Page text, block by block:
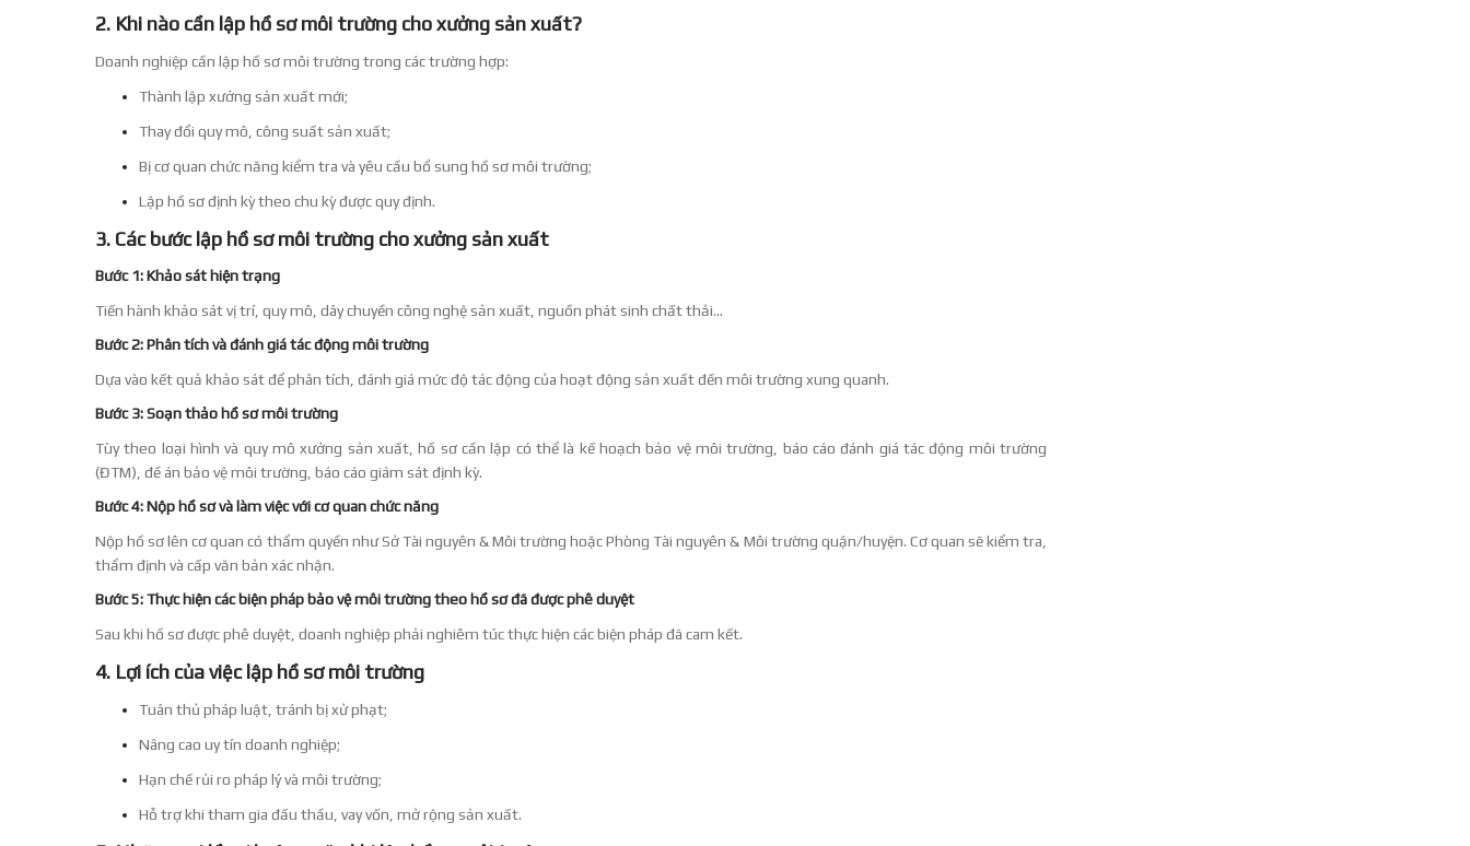
2. Khi nào cần lập hồ sơ môi trường cho xưởng sản xuất?
Doanh nghiệp cần lập hồ sơ môi trường trong các trường hợp:
Thành lập xưởng sản xuất mới;
Thay đổi quy mô, công suất sản xuất;
Bị cơ quan chức năng kiểm tra và yêu cầu bổ sung hồ sơ môi trường;
Lập hồ sơ định kỳ theo chu kỳ được quy định.
3. Các bước lập hồ sơ môi trường cho xưởng sản xuất
Bước 1: Khảo sát hiện trạng
Tiến hành khảo sát vị trí, quy mô, dây chuyền công nghệ sản xuất, nguồn phát sinh chất thải...
Bước 2: Phân tích và đánh giá tác động môi trường
Dựa vào kết quả khảo sát để phân tích, đánh giá mức độ tác động của hoạt động sản xuất đến môi trường xung quanh.
Bước 3: Soạn thảo hồ sơ môi trường
Tùy theo loại hình và quy mô xưởng sản xuất, hồ sơ cần lập có thể là kế hoạch bảo vệ môi trường, báo cáo đánh giá tác động môi trường
(ĐTM), đề án bảo vệ môi trường, báo cáo giám sát định kỳ.
Bước 4: Nộp hồ sơ và làm việc với cơ quan chức năng
Nộp hồ sơ lên cơ quan có thẩm quyền như Sở Tài nguyên & Môi trường hoặc Phòng Tài nguyên & Môi trường quận/huyện. Cơ quan sẽ kiểm tra,
thẩm định và cấp văn bản xác nhận.
Bước 5: Thực hiện các biện pháp bảo vệ môi trường theo hồ sơ đã được phê duyệt
Sau khi hồ sơ được phê duyệt, doanh nghiệp phải nghiêm túc thực hiện các biện pháp đã cam kết.
4. Lợi ích của việc lập hồ sơ môi trường
Tuân thủ pháp luật, tránh bị xử phạt;
Nâng cao uy tín doanh nghiệp;
Hạn chế rủi ro pháp lý và môi trường;
Hỗ trợ khi tham gia đấu thầu, vay vốn, mở rộng sản xuất.